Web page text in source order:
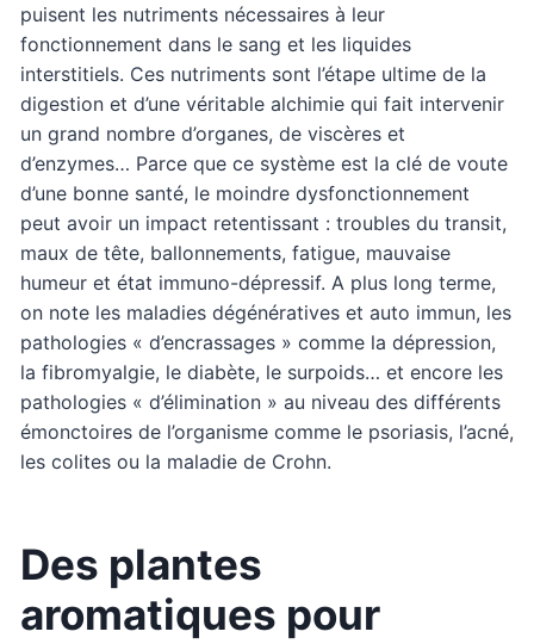
puisent les nutriments nécessaires à leur
fonctionnement dans le sang et les liquides
interstitiels. Ces nutriments sont l’étape ultime de la
digestion et d’une véritable alchimie qui fait intervenir
un grand nombre d’organes, de viscères et
d’enzymes… Parce que ce système est la clé de voute
d’une bonne santé, le moindre dysfonctionnement
peut avoir un impact retentissant : troubles du transit,
maux de tête, ballonnements, fatigue, mauvaise
humeur et état immuno-dépressif. A plus long terme,
on note les maladies dégénératives et auto immun, les
pathologies « d’encrassages » comme la dépression,
la fibromyalgie, le diabète, le surpoids… et encore les
pathologies « d’élimination » au niveau des différents
émonctoires de l’organisme comme le psoriasis, l’acné,
les colites ou la maladie de Crohn.
Des plantes
aromatiques pour